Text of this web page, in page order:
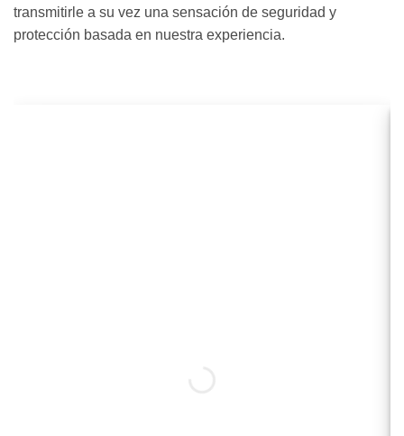
transmitirle a su vez una sensación de seguridad y
protección basada en nuestra experiencia.